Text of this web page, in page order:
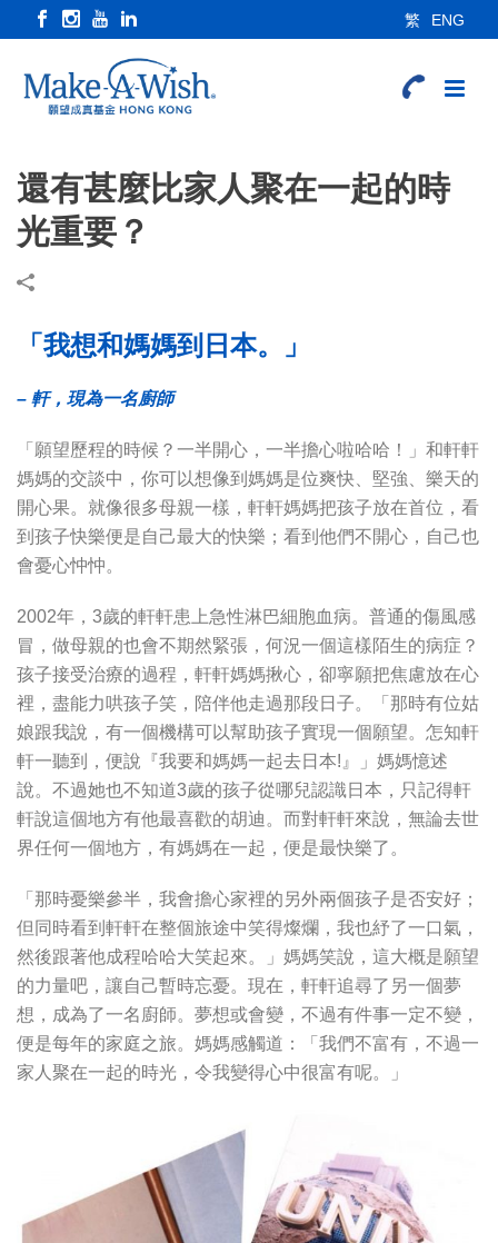
繁 ENG
還有甚麼比家人聚在一起的時
光重要？
「我想和媽媽到日本。」
– 軒，現為一名廚師
「願望歷程的時候？一半開心，一半擔心啦哈哈！」和軒軒
媽媽的交談中，你可以想像到媽媽是位爽快、堅強、樂天的
開心果。就像很多母親一樣，軒軒媽媽把孩子放在首位，看
到孩子快樂便是自己最大的快樂；看到他們不開心，自己也
會憂心忡忡。
2002年，3歲的軒軒患上急性淋巴細胞血病。普通的傷風感
冒，做母親的也會不期然緊張，何況一個這樣陌生的病症？
孩子接受治療的過程，軒軒媽媽揪心，卻寧願把焦慮放在心
裡，盡能力哄孩子笑，陪伴他走過那段日子。「那時有位姑
娘跟我說，有一個機構可以幫助孩子實現一個願望。怎知軒
軒一聽到，便說『我要和媽媽一起去日本!』」媽媽憶述
說。不過她也不知道3歲的孩子從哪兒認識日本，只記得軒
軒說這個地方有他最喜歡的胡迪。而對軒軒來說，無論去世
界任何一個地方，有媽媽在一起，便是最快樂了。
「那時憂樂參半，我會擔心家裡的另外兩個孩子是否安好；
但同時看到軒軒在整個旅途中笑得燦爛，我也紓了一口氣，
然後跟著他成程哈哈大笑起來。」媽媽笑說，這大概是願望
的力量吧，讓自己暫時忘憂。現在，軒軒追尋了另一個夢
想，成為了一名廚師。夢想或會變，不過有件事一定不變，
便是每年的家庭之旅。媽媽感觸道：「我們不富有，不過一
家人聚在一起的時光，令我變得心中很富有呢。」